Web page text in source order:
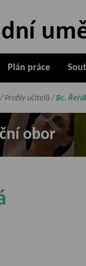
Plán práce
obor
/ Profily učitelů / Bc.